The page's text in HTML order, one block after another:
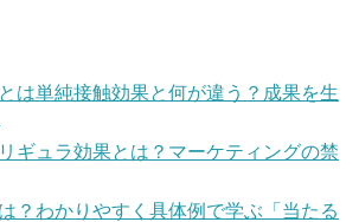
は単純接触効果と何が違う？成果を生
ギュラ効果とは？マーケティングの禁
？わかりやすく具体例で学ぶ「当たる